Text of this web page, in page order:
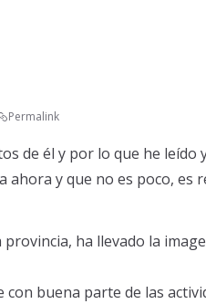
Permalink
de él y por lo que he leído
ahora y que no es poco, es
ha llevado la
buena parte de las